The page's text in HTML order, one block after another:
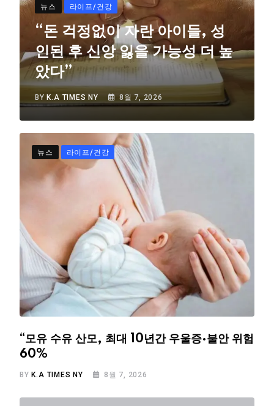
뉴스 라이프/건강
“돈 걱정없이 자란 아이들, 성
인된 후 신앙 잃을 가능성 더 높
았다”
BY K.A TIMES NY 8월 7, 2026
뉴스 라이프/건강
“모유 수유 산모, 최대 10년간 우울증·불안 위험
60%
BY K.A TIMES NY 8월 7, 2026